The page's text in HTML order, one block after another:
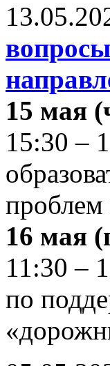
15 мая
15:30 –
проблем
16 мая
11:30 –
по